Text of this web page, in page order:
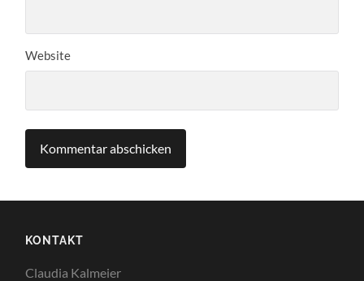
Website
KONTAKT
Claudia Kalmeier